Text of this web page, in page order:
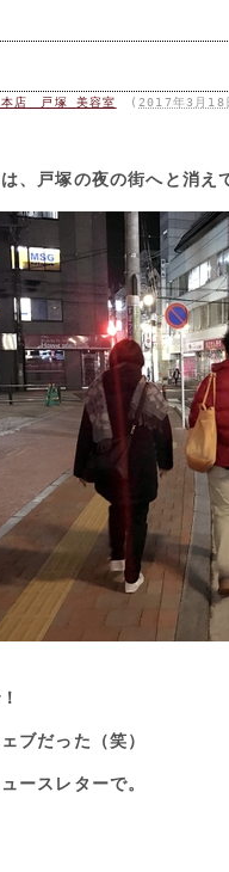
本店 戸塚 美容室 ( 2017年3月
、戸塚の夜の街へと消え
ブだった（笑）
ースレターで。